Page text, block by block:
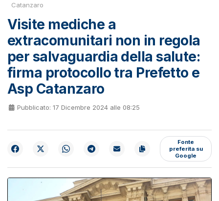
Catanzaro
Visite mediche a
extracomunitari non in regola
per salvaguardia della salute:
firma protocollo tra Prefetto e
Asp Catanzaro
Pubblicato: 17 Dicembre 2024 alle 08:25
Fonte
preferita su
Google